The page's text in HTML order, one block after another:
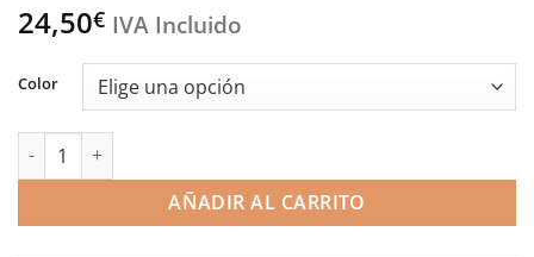
24,50€ IVA Incluido
Color
Tomas laterales de 25mm (Forge) cantidad
AÑADIR AL CARRITO